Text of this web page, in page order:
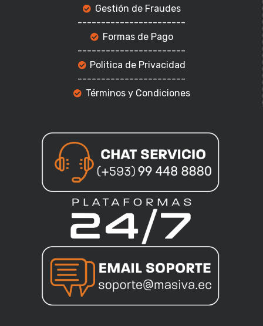
Gestión de Fraudes
-----------------------
Formas de Pago
-----------------------
Politica de Privacidad
-----------------------
Términos y Condiciones